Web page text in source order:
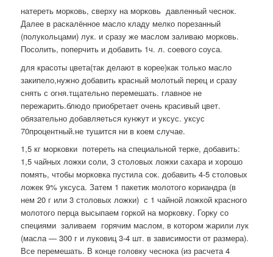
натереть морковь, сверху на морковь давленный чеснок.
Далее в раскалённое масло кладу мелко порезанный
(полукольцами) лук. и сразу же маслом заливаю морковь.
Посолить, поперчить и добавить 1ч. л. соевого соуса.
для красоты цвета(так делают в корее)как только масло
закипело,нужно добавить красный молотый перец и сразу
снять с огня.тщательно перемешать. главное не
пережарить.блюдо приобретает очень красивый цвет.
обязательно добавляеться кунжут и уксус. уксус
70процентный.не тушится ни в коем случае.
1,5 кг морковки потереть на специальной терке, добавить:
1,5 чайных ложки соли, 3 столовых ложки сахара и хорошо
помять, чтобы морковка пустила сок. добавить 4-5 столовых
ложек 9% уксуса. Затем 1 пакетик молотого кориандра (в
нем 20 г или 3 столовых ложки) с 1 чайной ложкой красного
молотого перца высыпаем горкой на морковку. Горку со
специями заливаем горячим маслом, в котором жарили лук
(масла — 300 г и луковиц 3-4 шт. в зависимости от размера).
Все перемешать. В конце головку чеснока (из расчета 4